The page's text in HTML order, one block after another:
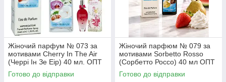
Жіночий парфум № 073 за
мотивами Cherry In The Air
(Черрі Ін Зе Еір) 40 мл. ОПТ
Готово до відправки
Жіночий парфюм № 079 за
мотивами Sorbetto Rosso
(Сорбетто Россо) 40 мл ОПТ
Готово до відправки